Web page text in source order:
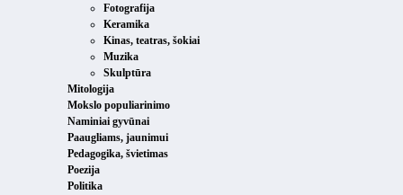
Fotografija
Keramika
Kinas, teatras, šokiai
Muzika
Skulptūra
Mitologija
Mokslo populiarinimo
Naminiai gyvūnai
Paaugliams, jaunimui
Pedagogika, švietimas
Poezija
Politika